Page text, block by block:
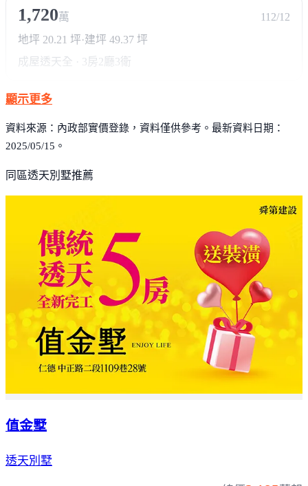
1,720萬
112/12
地坪 20.21 坪·建坪 49.37 坪
成屋透天全 · 3房2廳3衛
顯示更多
資料來源：內政部實價登錄，資料僅供參考。最新資料日期：
2025/05/15。
同區透天別墅推薦
值金墅
透天別墅